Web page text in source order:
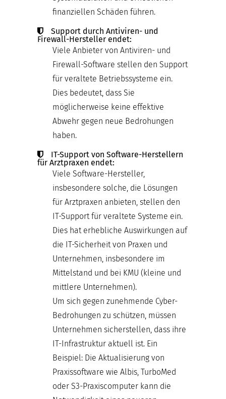
finanziellen Schäden führen.
Support durch Antiviren- und
Firewall-Hersteller endet:
Viele Anbieter von Antiviren- und
Firewall-Software stellen den Support
für veraltete Betriebssysteme ein.
Dies bedeutet, dass Sie
möglicherweise keine effektive
Abwehr gegen neue Bedrohungen
haben.
IT-Support von Software-Herstellern
für Arztpraxen endet:
Viele Software-Hersteller,
insbesondere solche, die Lösungen
für Arztpraxen anbieten, stellen den
IT-Support für veraltete Systeme ein.
Dies hat erhebliche Auswirkungen auf
die IT-Sicherheit von Praxen und
Unternehmen, insbesondere im
Mittelstand und bei KMU (kleine und
mittlere Unternehmen).
Um sich gegen zunehmende Cyber-
Bedrohungen zu schützen, müssen
Unternehmen sicherstellen, dass ihre
IT-Infrastruktur aktuell ist. Ein
Beispiel: Die Aktualisierung von
Praxissoftware wie Albis, TurboMed
oder S3-Praxiscomputer kann die